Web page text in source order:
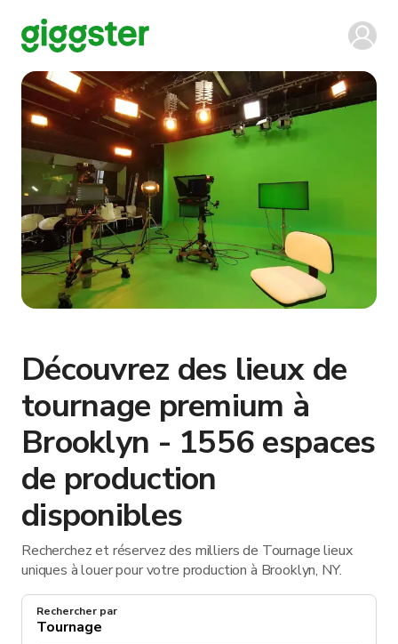
Découvrez des lieux de
tournage premium à
Brooklyn - 1556 espaces
de production
disponibles
Recherchez et réservez des milliers de Tournage lieux
uniques à louer pour votre production à Brooklyn, NY.
Rechercher par